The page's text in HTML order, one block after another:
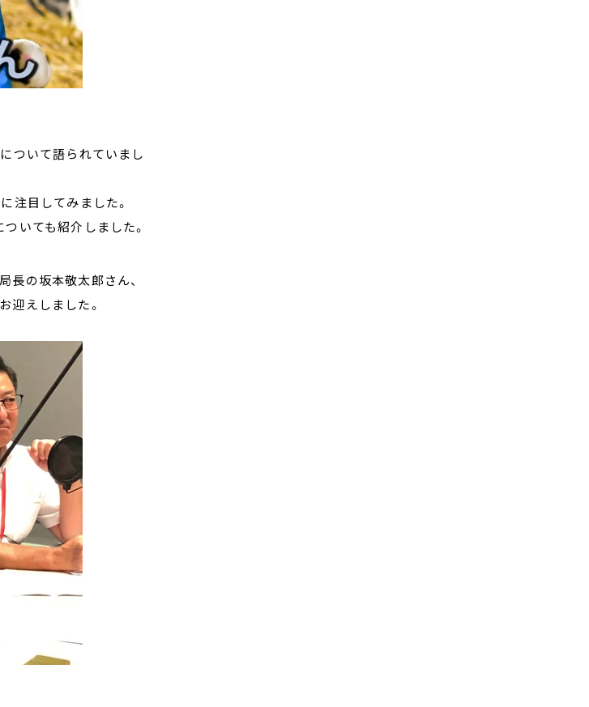
ついて語られていまし
注目してみました。
いても紹介しました。
長の坂本敬太郎さん、
迎えしました。